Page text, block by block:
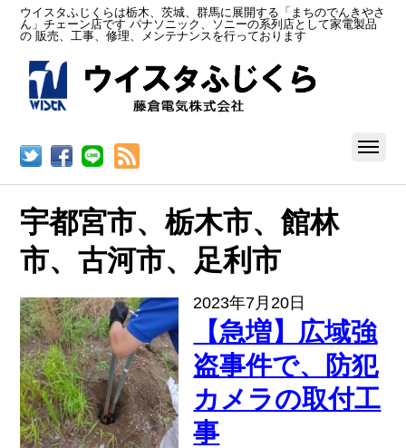
ウイスタふじくらは栃木、茨城、群馬に展開する「まちのでんきやさ
ん」チェーン店です パナソニック、ソニーの系列店として家電製品
の 販売、工事、修理、メンテナンスを行っております
宇都宮市、栃木市、館林
市、古河市、足利市
2023年7月20日
【急増】広域強
盗事件で、防犯
カメラの取付工
事